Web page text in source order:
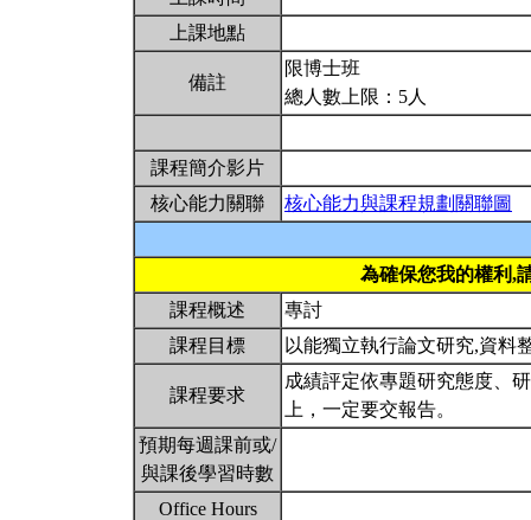
上課地點
備註
限博士班
總人數上限：5人
課程簡介影片
核心能力關聯
核心能力與課程規劃關聯圖
為確保您我的權利,
課程概述
專討
課程目標
以能獨立執行論文研究,資料
課程要求
成績評定依專題研究態度、
上，一定要交報告。
預期每週課前或/
與課後學習時數
Office Hours